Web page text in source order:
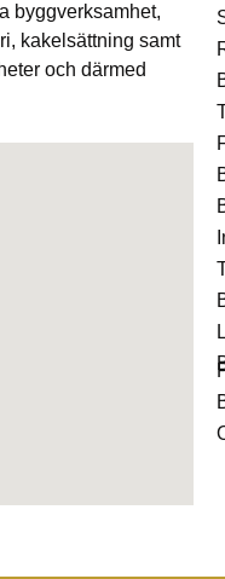
byggverksamhet,
kakelsättning samt
och därmed